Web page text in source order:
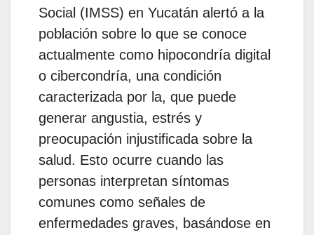
Social (IMSS) en Yucatán alertó a la
población sobre lo que se conoce
actualmente como hipocondría digital
o cibercondría, una condición
caracterizada por la, que puede
generar angustia, estrés y
preocupación injustificada sobre la
salud. Esto ocurre cuando las
personas interpretan síntomas
comunes como señales de
enfermedades graves, basándose en